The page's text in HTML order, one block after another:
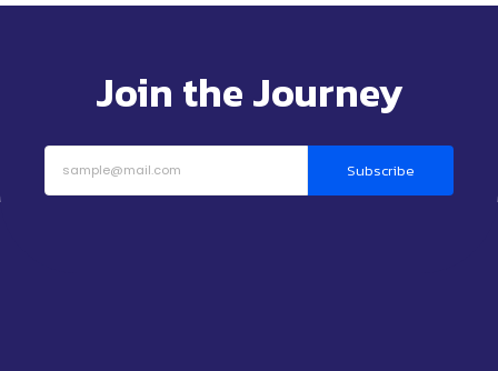
Join the Journey
Subscribe